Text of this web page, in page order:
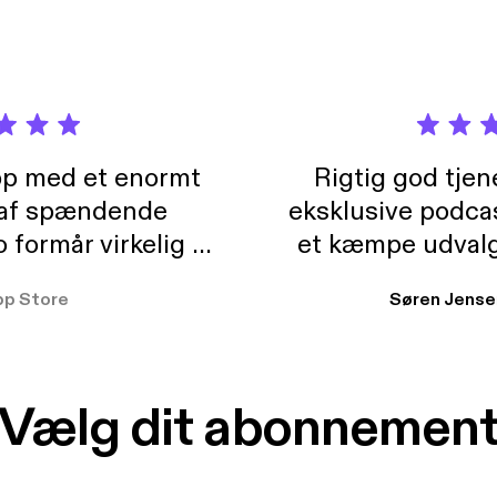
med et enormt
spændende
formår virkelig at
At der så også
Store
Rigtig god
eksklusive
et kæmpe
ikke andet så
Søren
dit